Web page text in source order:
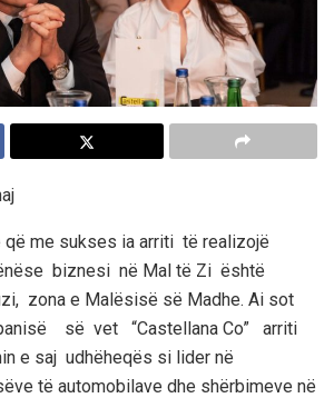
që me sukses ia arriti të realizojë
biznesi në Mal të Zi është
zona e Malësisë së Madhe. Ai sot
së vet “Castellana Co” arriti
e saj udhëheqës si lider në
të automobilave dhe shërbimeve në